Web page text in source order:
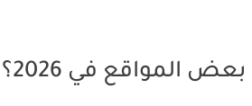
المواقع في 2026؟